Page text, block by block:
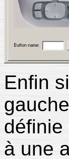
Enfin
définie
à une